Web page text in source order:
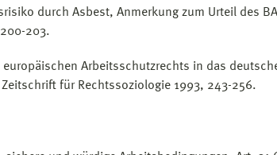
durch Asbest, Anmerkung zum Urteil des
203.
europäischen Arbeitsschutzrechts in das
für Rechtssoziologie 1993, 243-256.